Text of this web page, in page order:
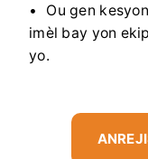
Ou gen
imèl bay yon
yo.